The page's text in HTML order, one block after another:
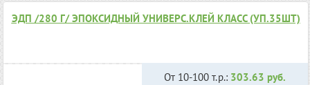
ЭДП /280 Г/ ЭПОКСИДНЫЙ УНИВЕРС.КЛЕЙ КЛАСС (УП.35ШТ)
От 10-100 т.р.: 303.63 руб.